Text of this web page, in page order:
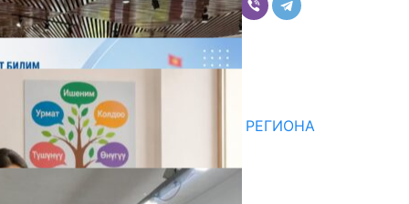
Комментарии
Последние новости
ДЛЯ МЕТОДИСТОВ ЮЖНОГО РЕГИОНА
НАЧАЛОСЬ ОБУЧЕНИЕ
05.08.2026